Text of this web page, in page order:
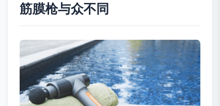
筋膜枪与众不同